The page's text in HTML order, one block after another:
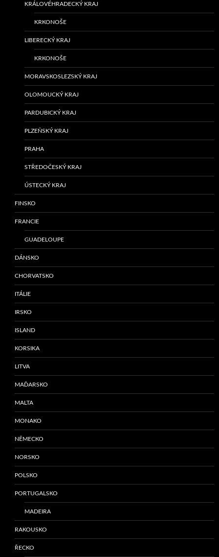
KRÁLOVÉHRADECKÝ KRAJ
KRKONOŠE
LIBERECKÝ KRAJ
KRKONOŠE
MORAVSKOSLEZSKÝ KRAJ
OLOMOUCKÝ KRAJ
PARDUBICKÝ KRAJ
PLZEŇSKÝ KRAJ
PRAHA
STŘEDOČESKÝ KRAJ
ÚSTECKÝ KRAJ
FINSKO
FRANCIE
GUADELOUPE
DÁNSKO
CHORVATSKO
ITÁLIE
IRSKO
ISLAND
KORSIKA
LITVA
MAĎARSKO
MALTA
MONAKO
NĚMECKO
NORSKO
POLSKO
PORTUGALSKO
MADEIRA
RAKOUSKO
ŘECKO